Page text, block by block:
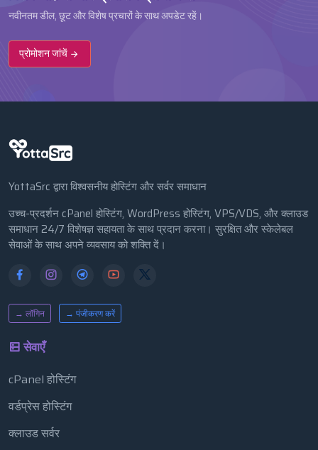
नवीनतम डील, छूट और विशेष प्रचारों के साथ अपडेट रहें।
प्रोमोशन जांचें
YottaSrc द्वारा विश्वसनीय होस्टिंग और सर्वर समाधान
उच्च-प्रदर्शन cPanel होस्टिंग, WordPress होस्टिंग, VPS/VDS, और क्लाउड
समाधान 24/7 विशेषज्ञ सहायता के साथ प्रदान करना। सुरक्षित और स्केलेबल
सेवाओं के साथ अपने व्यवसाय को शक्ति दें।
→ लॉगिन → पंजीकरण करें
सेवाएँ
cPanel होस्टिंग
वर्डप्रेस होस्टिंग
क्लाउड सर्वर